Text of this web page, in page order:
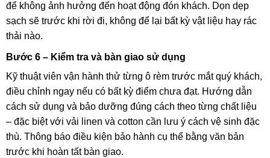
để không ảnh hưởng đến hoạt động đón khách. Dọn dẹp
sạch sẽ trước khi rời đi, không để lại bất kỳ vật liệu hay rác
thải nào.
Bước 6 – Kiểm tra và bàn giao sử dụng
Kỹ thuật viên vận hành thử từng ô rèm trước mắt quý khách,
điều chỉnh ngay nếu có bất kỳ điểm chưa đạt. Hướng dẫn
cách sử dụng và bảo dưỡng đúng cách theo từng chất liệu
– đặc biệt với vải linen và cotton cần lưu ý cách vệ sinh đặc
thù. Thông báo điều kiện bảo hành cụ thể bằng văn bản
trước khi hoàn tất bàn giao.